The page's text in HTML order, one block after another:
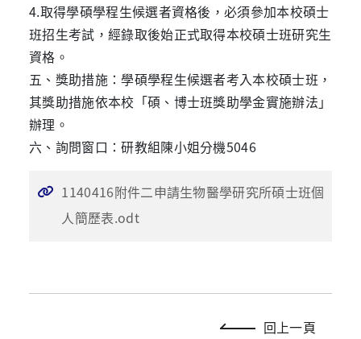
4.取得學碩學程生候選者資格後，必須參加本校碩士
班招生考試，經錄取後始正式取得本校碩士班研究生
資格。
五、獎助措施：學碩學程生候選者考入本校碩士班，
其獎助措施依本校「碩、博士班獎助學金實施辦法」
辦理。
六、詢問窗口：研教組陳小姐分機5046
1140416附件二申請生物醫學研究所碩士班個
人簡歷表.odt
回上一頁